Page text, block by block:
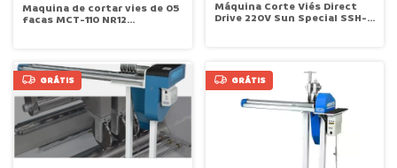
Maquina de cortar vies de 05
facas MCT-110 NR12
Máquina Corte Viés Direct
Drive 220V Sun Special SSH-
GRÁTIS GRÁTIS